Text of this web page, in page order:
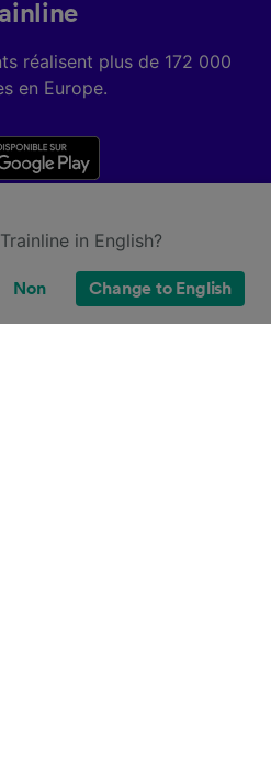
réalisent plus de 172 000
en Europe.
in English?
Non Change to English